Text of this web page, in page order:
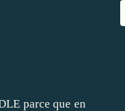
parce que en